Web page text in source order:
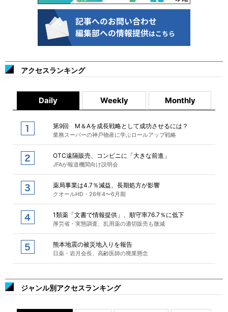
アクセスランキング
Daily Weekly Monthly
第9回 M＆Aを成長戦略として成功させるには？
業務スーパーの神戸物産に学ぶロールアップ戦略
OTC遠隔販売、コンビニに「大きな前進」
JFAが報道機関向け説明会
薬局事業は4.7％減益、長期処方が影響
クオールHD・26年4〜6月期
1類薬「文書で情報提供」、順守率76.7％に低下
厚労省・実態調査、乱用薬の適切販売も微減
熊本地震の被災地入りを報告
日薬・岩月会長、高齢医師の廃業懸念
ジャンル別アクセスランキング